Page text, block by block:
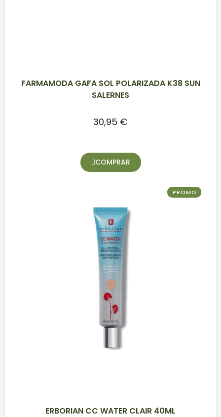
FARMAMODA GAFA SOL POLARIZADA K38 SUN
SALERNES
30,95 €
COMPRAR
PROMO
ERBORIAN CC WATER CLAIR 40ML